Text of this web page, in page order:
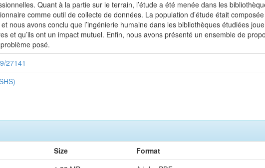
Quant à la partie sur le terrain, l’étude a été menée dans les
comme outil de collecte de données. La population d’étude était
nous avons conclu que l’ingénierie humaine dans les bibliothèques étudiées
et qu’ils ont un impact mutuel. Enfin, nous avons présenté un ensemble de
posé.
27141
Size
Format